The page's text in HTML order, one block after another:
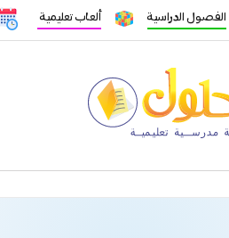
الفصول الدراسية ألعاب تعليمية